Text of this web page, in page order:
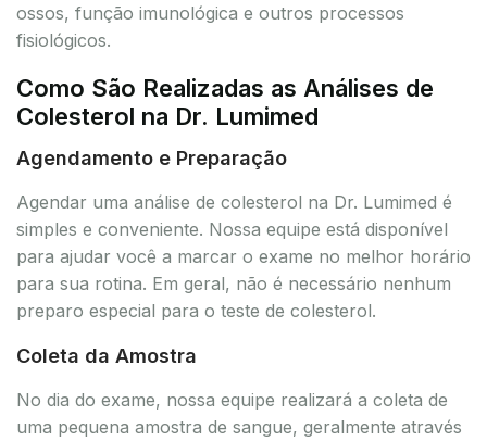
ossos, função imunológica e outros processos
fisiológicos.
Como São Realizadas as Análises de
Colesterol na Dr. Lumimed
Agendamento e Preparação
Agendar uma análise de colesterol na Dr. Lumimed é
simples e conveniente. Nossa equipe está disponível
para ajudar você a marcar o exame no melhor horário
para sua rotina. Em geral, não é necessário nenhum
preparo especial para o teste de colesterol.
Coleta da Amostra
No dia do exame, nossa equipe realizará a coleta de
uma pequena amostra de sangue, geralmente através